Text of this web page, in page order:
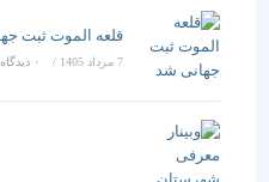
قلعه الموت ثبت جهانی شد
/ ۰ دیدگاه